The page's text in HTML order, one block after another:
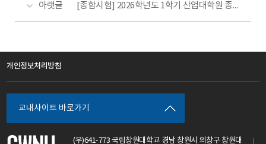
아랫글 [종합시험] 2026학년도 1학기 산업대학원 종합시험 시행 안내
개인정보처리방침
교내사이트 바로가기
(우)641-773 국립창원대학교 경남 창원시 의창구 창원대